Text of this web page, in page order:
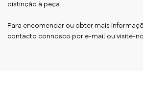
distinção à peça.
Para encomendar ou obter mais
contacto connosco por e-mail ou visite-